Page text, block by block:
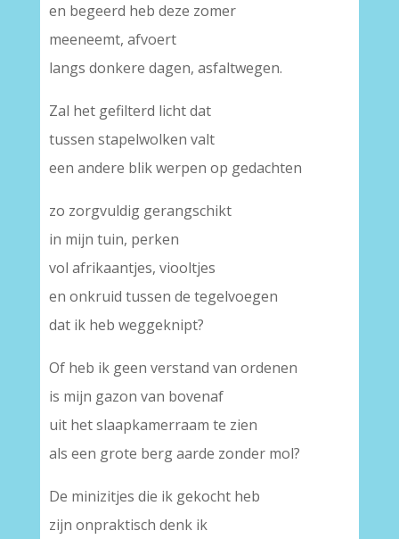
en begeerd heb deze zomer
meeneemt, afvoert
langs donkere dagen, asfaltwegen.
Zal het gefilterd licht dat
tussen stapelwolken valt
een andere blik werpen op gedachten
zo zorgvuldig gerangschikt
in mijn tuin, perken
vol afrikaantjes, viooltjes
en onkruid tussen de tegelvoegen
dat ik heb weggeknipt?
Of heb ik geen verstand van ordenen
is mijn gazon van bovenaf
uit het slaapkamerraam te zien
als een grote berg aarde zonder mol?
De minizitjes die ik gekocht heb
zijn onpraktisch denk ik